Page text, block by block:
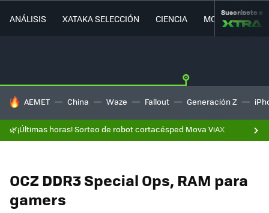
ANÁLISIS XATAKA SELECCIÓN CIENCIA MOVILIDAD
Suscríbete a
HOY SE HABLA DE
AEMET China Waze Fallout Generación Z
🌿¡Últimas horas! Sorteo de robot cortacésped Mova ViAX
OCZ DDR3 Special Ops, RAM para
gamers